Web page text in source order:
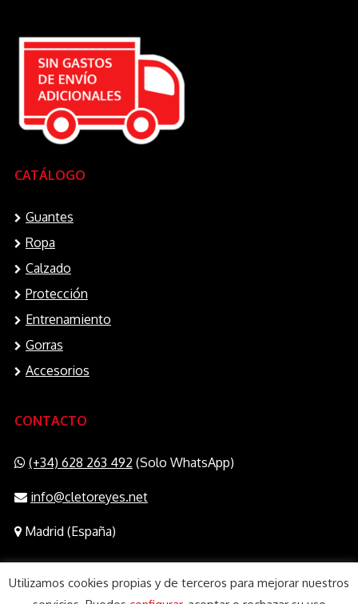
CATÁLOGO
Guantes
Ropa
Calzado
Protección
Entrenamiento
Gorras
Accesorios
CONTACTO
(+34) 628 263 492 (Solo WhatsApp)
info@cletoreyes.net
Madrid (España)
Utilizamos cookies propias y de terceros para mejorar nuestros